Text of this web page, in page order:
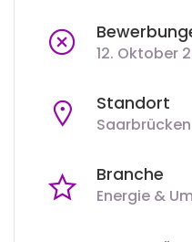
12. Oktober
Standort
Saarbrücken
Branche
Energie &